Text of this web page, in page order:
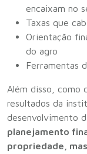
encaixam no
Taxas que
Orientação
do agro
Ferramentas
Além disso, como
resultados da
desenvolvimento
planejamento
propriedade,